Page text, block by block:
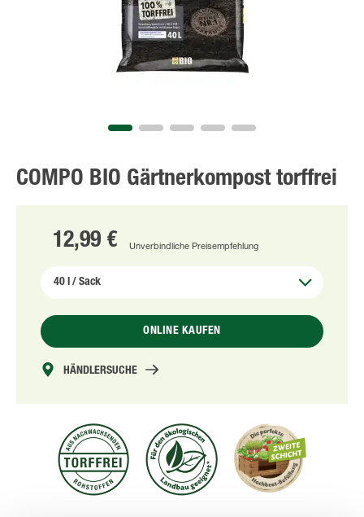
COMPO BIO Gärtnerkompost torffrei
12,99 € Unverbindliche Preisempfehlung
ONLINE KAUFEN
HÄNDLERSUCHE